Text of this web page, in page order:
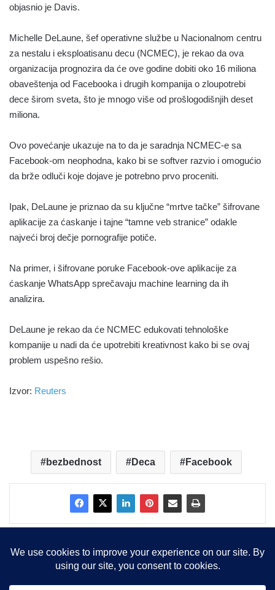
objasnio je Davis.
Michelle DeLaune, šef operativne službe u Nacionalnom centru
za nestalu i eksploatisanu decu (NCMEC), je rekao da ova
organizacija prognozira da će ove godine dobiti oko 16 miliona
obaveštenja od Facebooka i drugih kompanija o zloupotrebi
dece širom sveta, što je mnogo više od prošlogodišnjih deset
miliona.
Ovo povećanje ukazuje na to da je saradnja NCMEC-e sa
Facebook-om neophodna, kako bi se softver razvio i omogućio
da brže odluči koje dojave je potrebno prvo proceniti.
Ipak, DeLaune je priznao da su ključne “mrtve tačke” šifrovane
aplikacije za ćaskanje i tajne “tamne veb stranice” odakle
najveći broj dečje pornografije potiče.
Na primer, i šifrovane poruke Facebook-ove aplikacije za
ćaskanje WhatsApp sprečavaju machine learning da ih
analizira.
DeLaune je rekao da će NCMEC edukovati tehnološke
kompanije u nadi da će upotrebiti kreativnost kako bi se ovaj
problem uspešno rešio.
Izvor: Reuters
bezbednost Deca Facebook
Copyright © 2015-2025, Sva prava zadržana | LBS Team d.o.o.